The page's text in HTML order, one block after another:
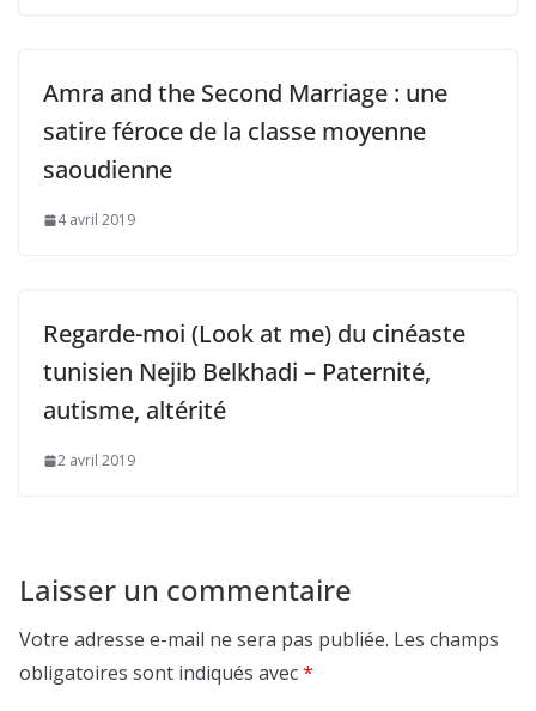
Amra and the Second Marriage : une
satire féroce de la classe moyenne
saoudienne
4 avril 2019
Regarde-moi (Look at me) du cinéaste
tunisien Nejib Belkhadi – Paternité,
autisme, altérité
2 avril 2019
Laisser un commentaire
Votre adresse e-mail ne sera pas publiée. Les champs
obligatoires sont indiqués avec*